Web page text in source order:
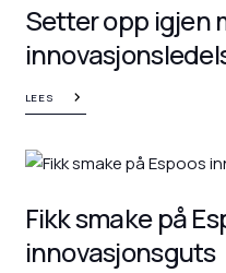
Setter opp igjen
LEES
Fikk smake på
innovasjonsguts